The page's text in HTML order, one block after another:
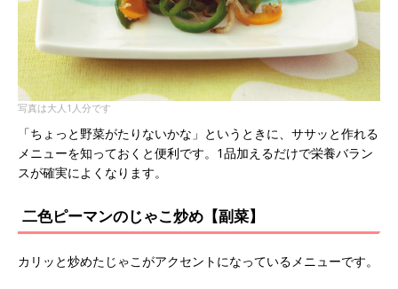
写真は大人1人分です
「ちょっと野菜がたりないかな」というときに、ササッと作れる
メニューを知っておくと便利です。1品加えるだけで栄養バラン
スが確実によくなります。
二色ピーマンのじゃこ炒め【副菜】
カリッと炒めたじゃこがアクセントになっているメニューです。